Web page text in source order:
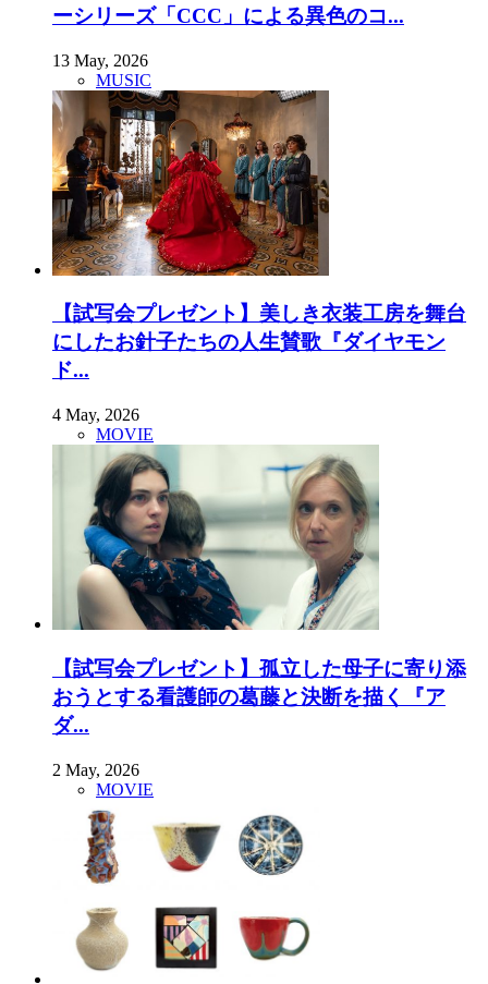
ーシリーズ「CCC」による異色のコ...
13 May, 2026
MUSIC
【試写会プレゼント】美しき衣装工房を舞台
にしたお針子たちの人生賛歌『ダイヤモン
ド...
4 May, 2026
MOVIE
【試写会プレゼント】孤立した母子に寄り添
おうとする看護師の葛藤と決断を描く『ア
ダ...
2 May, 2026
MOVIE